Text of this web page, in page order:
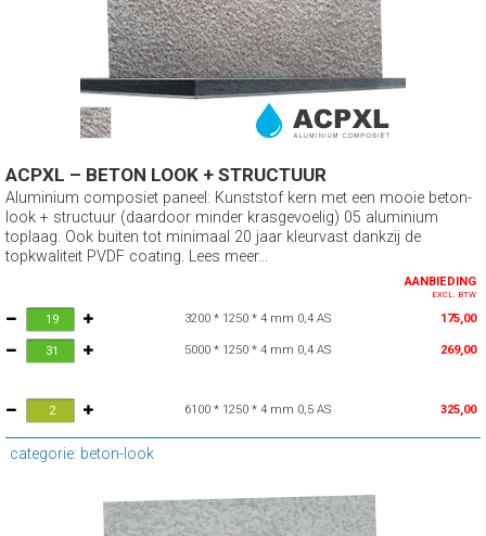
ACPXL – BETON LOOK + STRUCTUUR
Aluminium composiet paneel: Kunststof kern met een mooie beton-
look + structuur (daardoor minder krasgevoelig) 05 aluminium
toplaag. Ook buiten tot minimaal 20 jaar kleurvast dankzij de
topkwaliteit PVDF coating. Lees meer...
AANBIEDING
EXCL. BTW
3200 * 1250 * 4 mm 0,4 AS 175,00
5000 * 1250 * 4 mm 0,4 AS 269,00
6100 * 1250 * 4 mm 0,5 AS 325,00
categorie: beton-look